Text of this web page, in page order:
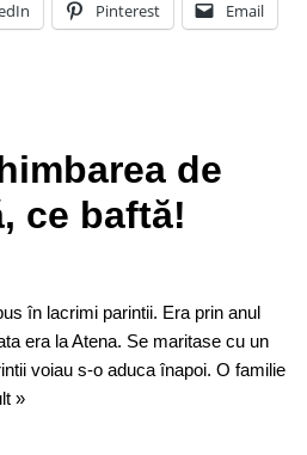
Pinterest Email
de
ce baftă!
în lacrimi parintii. Era prin anul
era la Atena. Se maritase cu un
voiau s-o aduca înapoi. O familie
»